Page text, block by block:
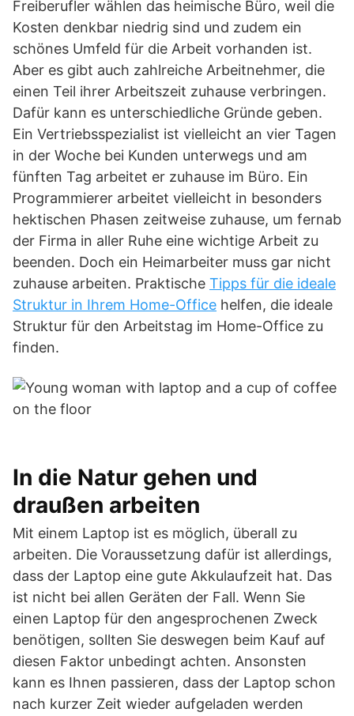
Freiberufler wählen das heimische Büro, weil die
Kosten denkbar niedrig sind und zudem ein
schönes Umfeld für die Arbeit vorhanden ist.
Aber es gibt auch zahlreiche Arbeitnehmer, die
einen Teil ihrer Arbeitszeit zuhause verbringen.
Dafür kann es unterschiedliche Gründe geben.
Ein Vertriebsspezialist ist vielleicht an vier Tagen
in der Woche bei Kunden unterwegs und am
fünften Tag arbeitet er zuhause im Büro. Ein
Programmierer arbeitet vielleicht in besonders
hektischen Phasen zeitweise zuhause, um fernab
der Firma in aller Ruhe eine wichtige Arbeit zu
beenden. Doch ein Heimarbeiter muss gar nicht
zuhause arbeiten. Praktische Tipps für die ideale
Struktur in Ihrem Home-Office helfen, die ideale
Struktur für den Arbeitstag im Home-Office zu
finden.
In die Natur gehen und
draußen arbeiten
Mit einem Laptop ist es möglich, überall zu
arbeiten. Die Voraussetzung dafür ist allerdings,
dass der Laptop eine gute Akkulaufzeit hat. Das
ist nicht bei allen Geräten der Fall. Wenn Sie
einen Laptop für den angesprochenen Zweck
benötigen, sollten Sie deswegen beim Kauf auf
diesen Faktor unbedingt achten. Ansonsten
kann es Ihnen passieren, dass der Laptop schon
nach kurzer Zeit wieder aufgeladen werden